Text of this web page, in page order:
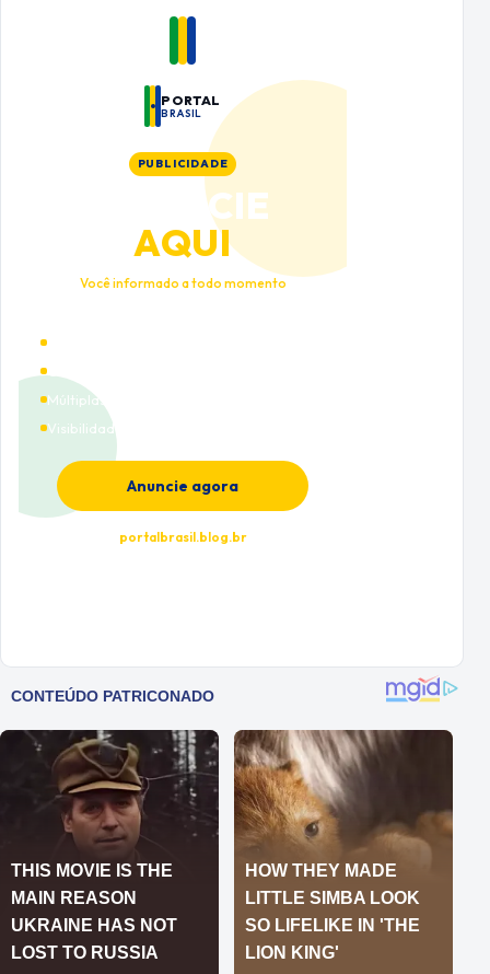
PORTAL
BRASIL
PUBLICIDADE
ANUNCIE
AQUI
Você informado a todo momento
Cobertura nacional
Múltiplas categorias
Visibilidade premium
Anuncie agora
portalbrasil.blog.br